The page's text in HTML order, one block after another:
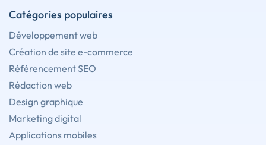
Catégories populaires
Développement web
Création de site e-commerce
Référencement SEO
Rédaction web
Design graphique
Marketing digital
Applications mobiles